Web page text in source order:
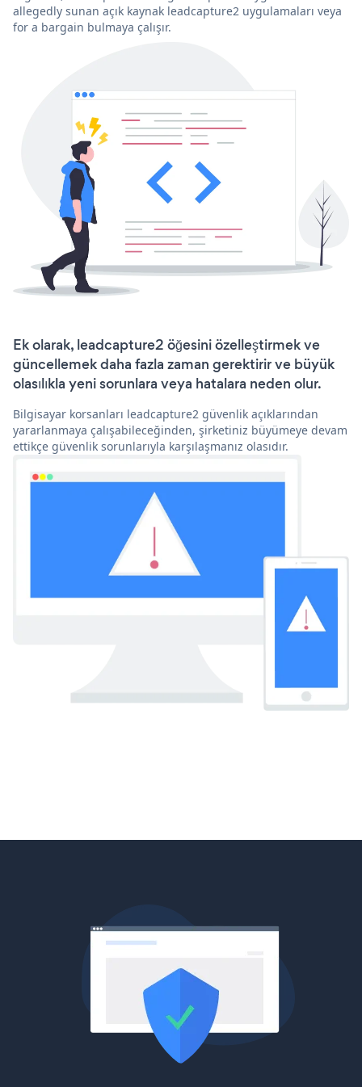
allegedly sunan açık kaynak leadcapture2 uygulamaları veya
for a bargain bulmaya çalışır.
Ek olarak, leadcapture2 öğesini özelleştirmek ve
güncellemek daha fazla zaman gerektirir ve büyük
olasılıkla yeni sorunlara veya hatalara neden olur.
Bilgisayar korsanları leadcapture2 güvenlik açıklarından
yararlanmaya çalışabileceğinden, şirketiniz büyümeye devam
ettikçe güvenlik sorunlarıyla karşılaşmanız olasıdır.